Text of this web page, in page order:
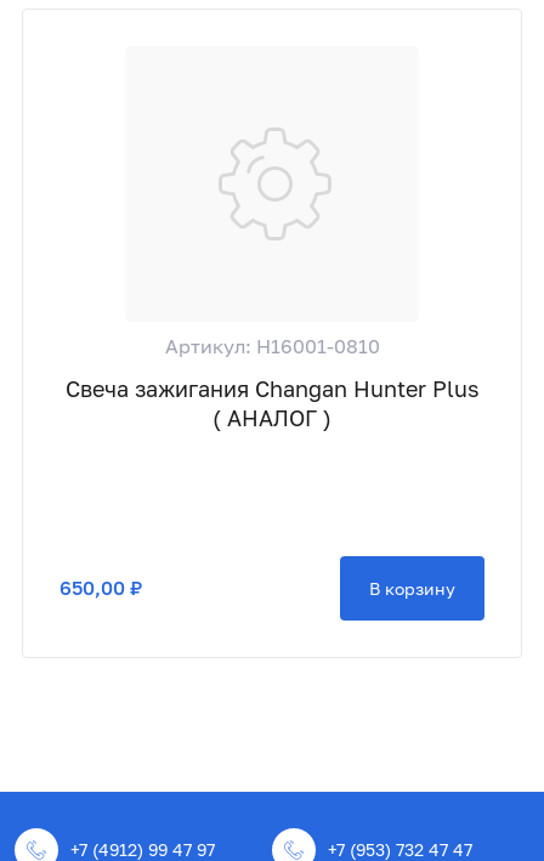
Артикул: H16001-0810
Свеча зажигания Changan Hunter Plus
( АНАЛОГ )
650,00 ₽ В корзину
+7 (4912) 99 47 97 +7 (953) 732 47 47